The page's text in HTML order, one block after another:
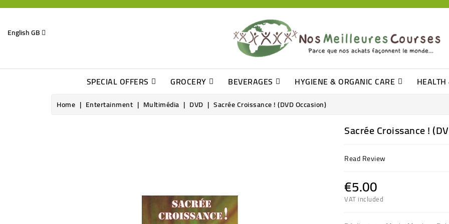
English GB
SPECIAL OFFERS GROCERY BEVERAGES HYGIENE & ORGANIC CARE
Home Entertainment Multimédia DVD Sacrée Croissance ! (DVD Occasion)
Sacrée Croissance !
Read Review
€5.00
VAT included